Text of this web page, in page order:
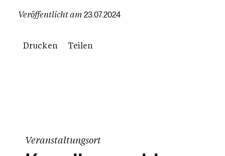
Veröffentlicht am 23.07.2024
Drucken Teilen
Veranstaltungsort